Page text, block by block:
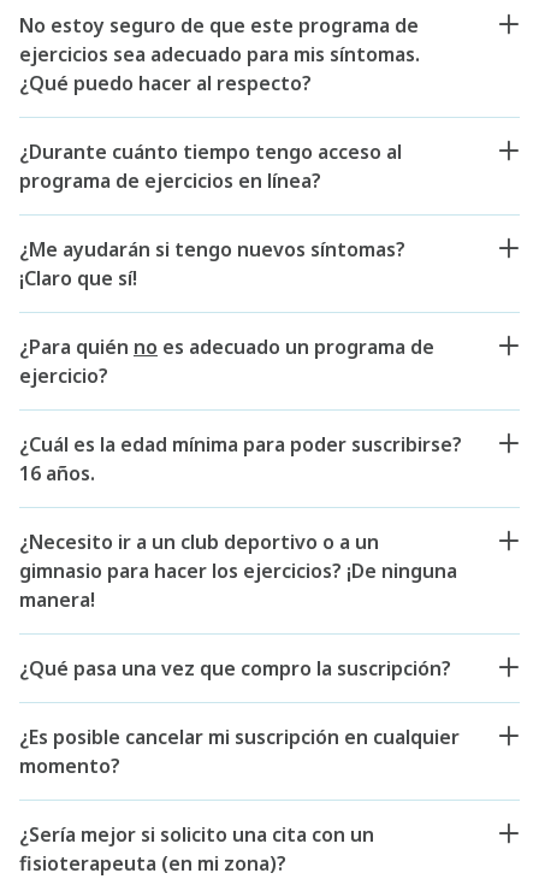
No estoy seguro de que este programa de
ejercicios sea adecuado para mis síntomas.
¿Qué puedo hacer al respecto?
¿Durante cuánto tiempo tengo acceso al
programa de ejercicios en línea?
¿Me ayudarán si tengo nuevos síntomas?
¡Claro que sí!
¿Para quién no es adecuado un programa de
ejercicio?
¿Cuál es la edad mínima para poder suscribirse?
16 años.
¿Necesito ir a un club deportivo o a un
gimnasio para hacer los ejercicios? ¡De ninguna
manera!
¿Qué pasa una vez que compro la suscripción?
¿Es posible cancelar mi suscripción en cualquier
momento?
¿Sería mejor si solicito una cita con un
fisioterapeuta (en mi zona)?